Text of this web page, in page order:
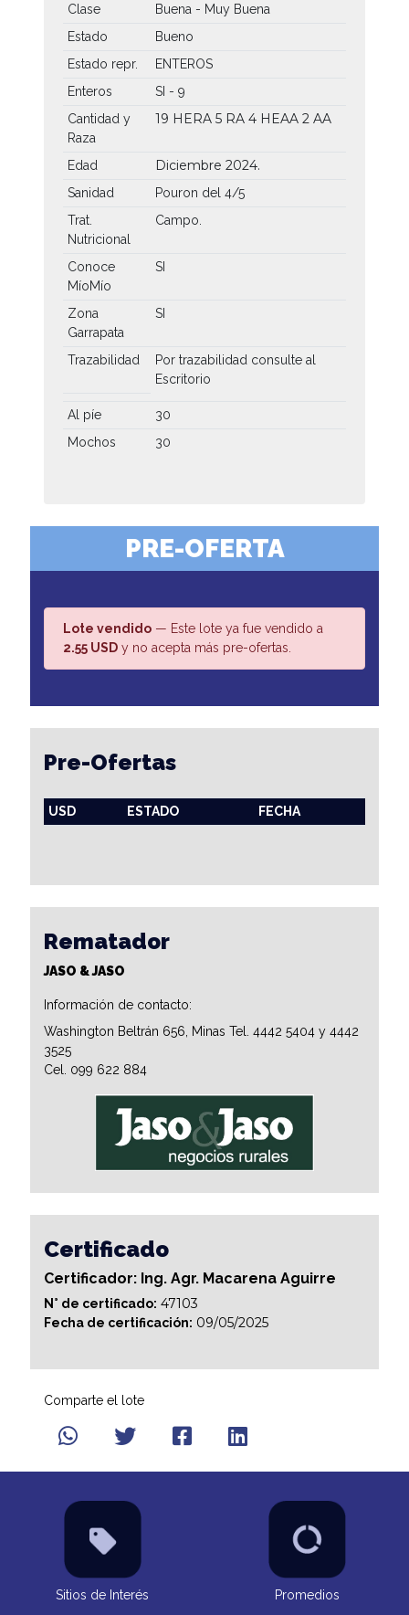
Clase
Buena - Muy Buena
Estado
Bueno
Estado repr.
ENTEROS
Enteros
SI - 9
Cantidad y
Raza
19 HERA 5 RA 4 HEAA 2 AA
Edad Diciembre 2024.
Sanidad
Pouron del 4/5
Trat.
Nutricional
Campo.
Conoce
MíoMío
SI
Zona
Garrapata
SI
Trazabilidad
Por trazabilidad consulte al
Escritorio
Al píe
30
Mochos
30
PRE-OFERTA
Lote vendido — Este lote ya fue vendido a
2.55 USD y no acepta más pre-ofertas.
Pre-Ofertas
USD ESTADO FECHA
Rematador
JASO & JASO
Información de contacto:
Washington Beltrán 656, Minas Tel. 4442 5404 y 4442
3525
Cel. 099 622 884
Certificado
Certificador: Ing. Agr. Macarena Aguirre
N° de certificado: 47103
Fecha de certificación: 09/05/2025
Comparte el lote
Sitios de Interés Promedios